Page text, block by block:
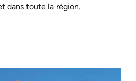
dans toute la région.